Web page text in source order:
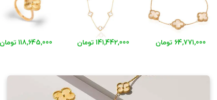
64,771,000 تومان 141,442,000 تومان 118,645,000 تومان